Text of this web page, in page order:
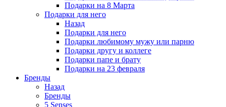
Подарки на 8 Марта
Подарки для него
Назад
Подарки для него
Подарки любимому мужу или парню
Подарки другу и коллеге
Подарки папе и брату
Подарки на 23 февраля
Бренды
Назад
Бренды
5 Senses